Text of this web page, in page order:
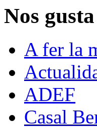
Nos gusta
A fer la
ADEF
Casal